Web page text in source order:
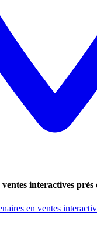
ventes interactives
en ventes